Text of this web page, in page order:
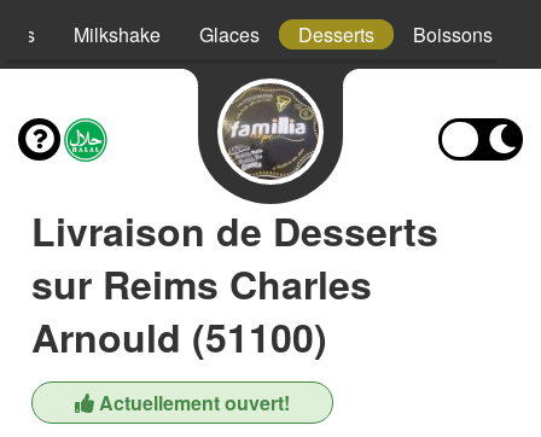
Milkshake Glaces Desserts Boissons
Livraison de Desserts
sur Reims Charles
Arnould (51100)
Actuellement ouvert!